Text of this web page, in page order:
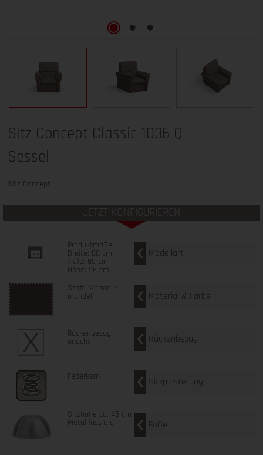
Sitz Concept Classic 1036 Q
Sessel
Sitz Concept
JETZT KONFIGURIEREN
Produktmaße
Breite: 88 cm
Tiefe: 89 cm
Höhe: 96 cm
Modellart
Stoff: Mammut
mandel Material & Farbe
Rückenbezug
unecht Rückenbezug
Federkern Sitzpolsterung
Sitzhöhe ca. 45 cm
Metallfuss alu Füße